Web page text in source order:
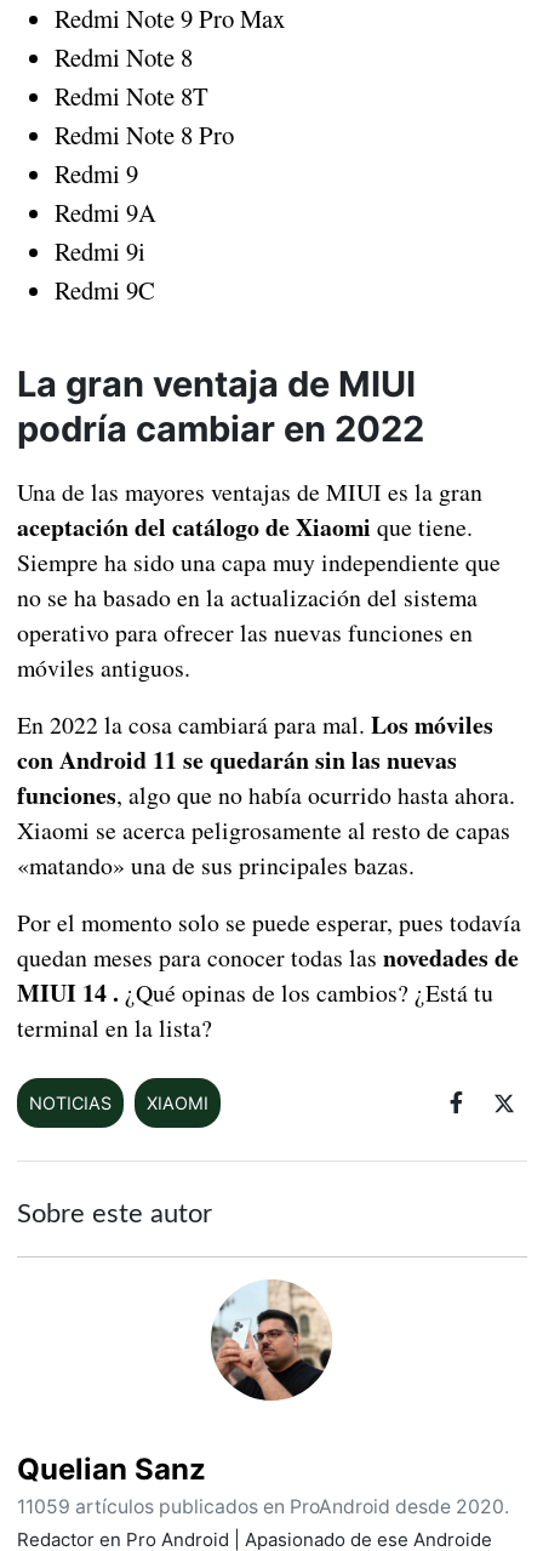
Redmi Note 9 Pro Max
Redmi Note 8
Redmi Note 8T
Redmi Note 8 Pro
Redmi 9
Redmi 9A
Redmi 9i
Redmi 9C
La gran ventaja de MIUI
podría cambiar en 2022
Una de las mayores ventajas de MIUI es la gran
aceptación del catálogo de Xiaomi que tiene.
Siempre ha sido una capa muy independiente que
no se ha basado en la actualización del sistema
operativo para ofrecer las nuevas funciones en
móviles antiguos.
En 2022 la cosa cambiará para mal. Los móviles
con Android 11 se quedarán sin las nuevas
funciones, algo que no había ocurrido hasta ahora.
Xiaomi se acerca peligrosamente al resto de capas
«matando» una de sus principales bazas.
Por el momento solo se puede esperar, pues todavía
quedan meses para conocer todas las novedades de
MIUI 14 . ¿Qué opinas de los cambios? ¿Está tu
terminal en la lista?
NOTICIAS XIAOMI
Sobre este autor
Quelian Sanz
11059 artículos publicados en ProAndroid desde 2020.
Redactor en Pro Android | Apasionado de ese Androide